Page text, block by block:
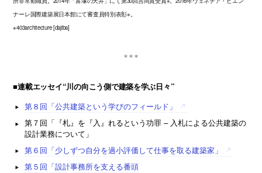
ナーレ国際建築展日本館にて審査員特別表彰※。
※403architecture [dajiba]
■連載エッセイ“川の向こう側で建築を学ぶ日々”
第８回「公共建築という学びのフィールド」
第７回「『札』を『入』れるという功罪 – 入札による公共建築の
設計業務について」
第６回「少しずつ自分を過小評価して仕事を取る建築家」
第５回「設計事務所を支える番頭